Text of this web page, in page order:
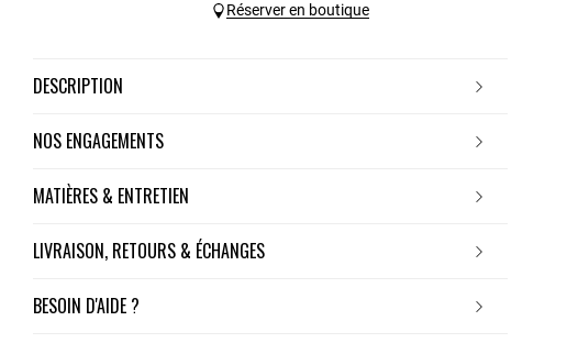
Réserver en boutique
DESCRIPTION
NOS ENGAGEMENTS
MATIÈRES & ENTRETIEN
LIVRAISON, RETOURS & ÉCHANGES
BESOIN D'AIDE ?